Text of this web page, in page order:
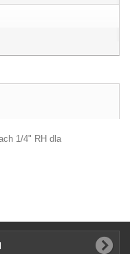
1/4" RH dla